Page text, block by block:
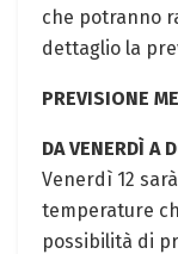
che potranno
dettaglio la
PREVISIONE
DA VENERDÌ A
Venerdì 12
temperature
possibilità di